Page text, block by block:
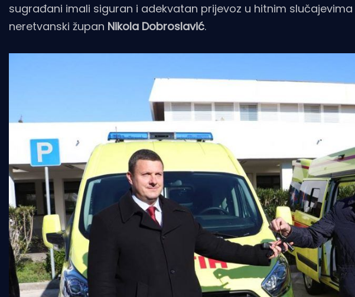
sugrađani imali siguran i adekvatan prijevoz u hitnim
neretvanski župan Nikola Dobroslavić.